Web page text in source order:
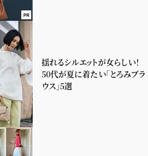
PR
揺れるシルエットが女らしい！
50代が夏に着たい「とろみブラ
ウス」5選